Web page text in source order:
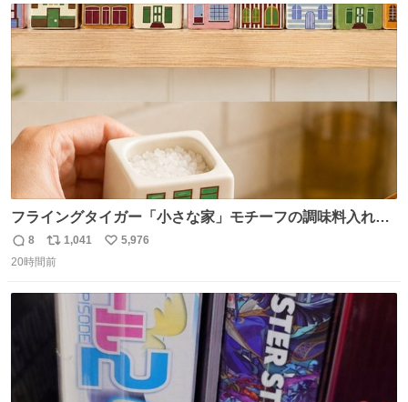
ト
数
数
フライングタイガー「小さな家」モチーフの調味料入れ、
並べれば“デンマークの街並み”に ピンク・グリーン・テラ
コッタの全9種 - fashion-press.net/news/149552
返
信
8
リ
ポ
数
1,041
い
数
5,976
20時間前